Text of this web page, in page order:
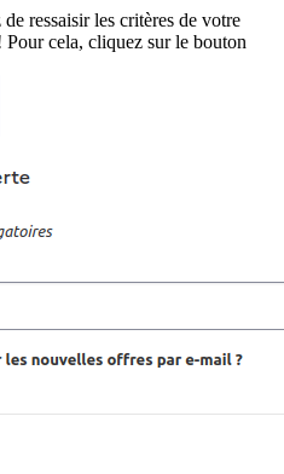
ressaisir les critères de votre
Pour cela, cliquez sur le bouton